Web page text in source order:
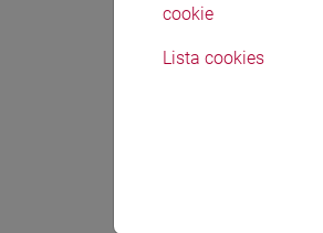
cookie
Lista cookies